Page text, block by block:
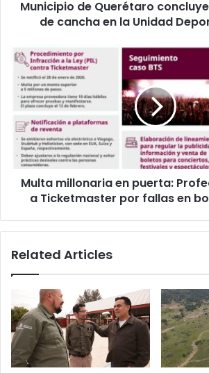
Unidad
Deportiva
Municipio de Querétaro
de cancha en la Unidad
Multa
millonaria
en
puerta:
Profeco
sancionará
Ticketmaster
por
fallas
Multa millonaria en puerta:
a Ticketmaster por fallas en
Related Articles